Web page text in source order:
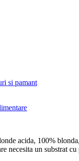
si pamant
acida, 100%
necesita un substrat